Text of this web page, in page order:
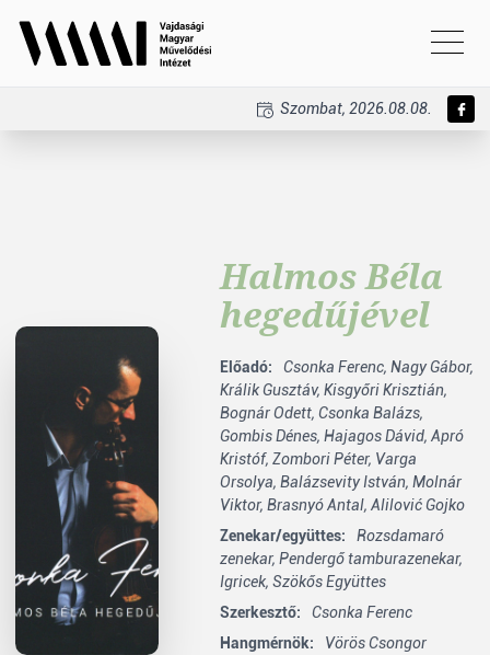
Szombat, 2026.08.08.
Halmos Béla
hegedűjével
Előadó: Csonka Ferenc, Nagy Gábor,
Králik Gusztáv, Kisgyőri Krisztián,
Bognár Odett, Csonka Balázs,
Gombis Dénes, Hajagos Dávid, Apró
Kristóf, Zombori Péter, Varga
Orsolya, Balázsevity István, Molnár
Viktor, Brasnyó Antal, Alilović Gojko
Zenekar/együttes:
Rozsdamaró
zenekar, Pendergő tamburazenekar,
Igricek, Szökős Együttes
Szerkesztő:
Csonka Ferenc
Hangmérnök:
Vörös Csongor